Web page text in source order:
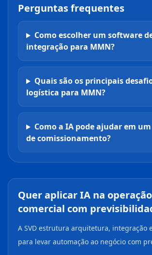
Perguntas frequentes
Como escolher um software
integração para MMN?
Quais são os principais
logística para MMN?
Como a IA pode ajudar em
de comissionamento?
Quer aplicar IA na operação
comercial com
A SVD estrutura arquitetura, integração
para levar automação ao negócio com